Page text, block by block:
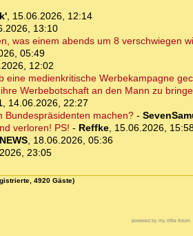
, 15.06.2026, 12:14
13:10
was einem abends um 8 verschwiegen
05:49
12:02
eine medienkritische Werbekampagne
Werbebotschaft an den Mann zu
, 14.06.2026, 22:27
Bundespräsidenten machen?-
verloren! PS! - Reffke, 15.06.2026,
, 18.06.2026, 05:36
23:05
4920 Gäste)
powered by my little forum